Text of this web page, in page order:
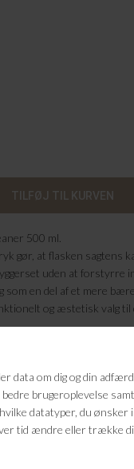
500 ml.
gør, at flasken sagtens
uden at forstyrre
som en del af et mere
og æstetisk valg til